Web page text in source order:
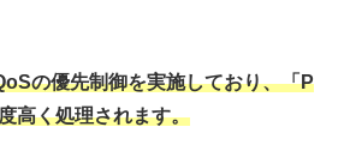
の優先制御を実施しており、「P
高く処理されます。